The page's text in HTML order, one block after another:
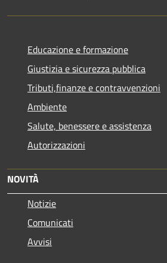
Educazione e formazione
Giustizia e sicurezza pubblica
Tributi,finanze e contravvenzioni
Ambiente
Salute, benessere e assistenza
Autorizzazioni
NOVITÀ
Notizie
Comunicati
Avvisi